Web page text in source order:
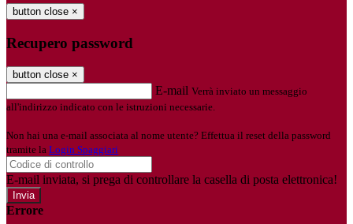
button close ×
Recupero password
button close ×
E-mail Verrà inviato un messaggio
all'indirizzo indicato con le istruzioni necessarie.
Non hai una e-mail associata al nome utente? Effettua il reset della password
tramite la Login Spaggiari
E-mail inviata, si prega di controllare la casella di posta elettronica!
Errore